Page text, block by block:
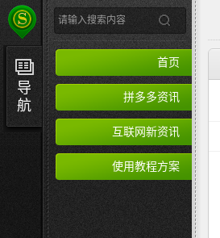
导
航
首页
拼多多资讯
互联网新资讯
使用教程方案